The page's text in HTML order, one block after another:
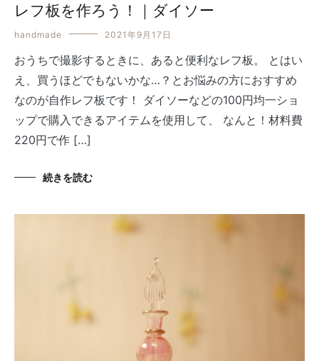
レフ板を作ろう！｜ダイソー
handmade 2021年9月17日
おうちで撮影するときに、あると便利なレフ板。 とはい
え、買うほどでもないかな…？とお悩みの方におすすめ
なのが自作レフ板です！ ダイソーなどの100円均一ショ
ップで購入できるアイテムを使用して、 なんと！材料費
220円で作 […]
続きを読む